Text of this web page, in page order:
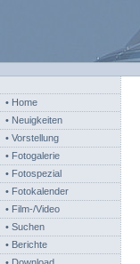
• Home
• Neuigkeiten
• Vorstellung
• Fotogalerie
• Fotospezial
• Fotokalender
• Film-/Video
• Suchen
• Berichte